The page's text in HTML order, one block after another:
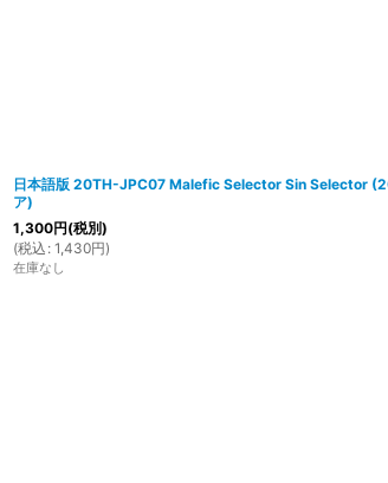
日本語版 20TH-JPC07 Malefic Selector Sin Selector
ア)
1,300円(税別)
(税込 : 1,430円)
在庫なし